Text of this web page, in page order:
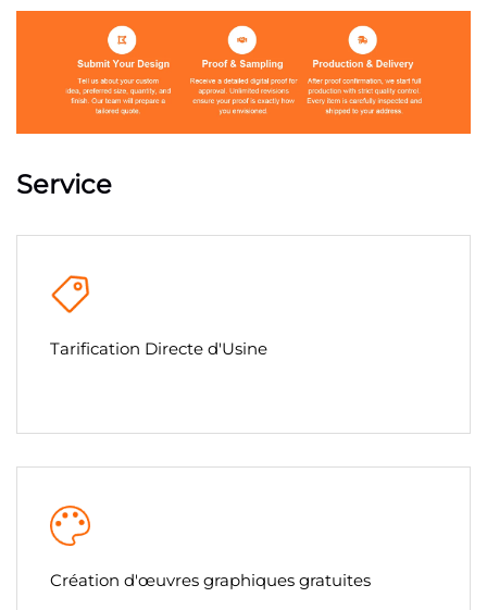
Service
Tarification Directe d'Usine
Création d'œuvres graphiques gratuites